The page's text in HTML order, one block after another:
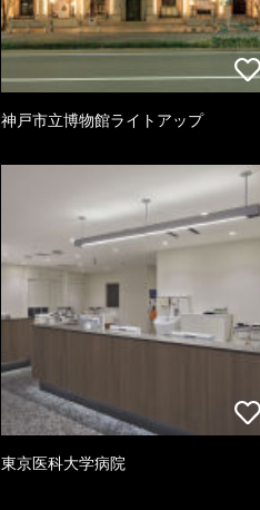
神戸市立博物館ライトアップ
東京医科大学病院